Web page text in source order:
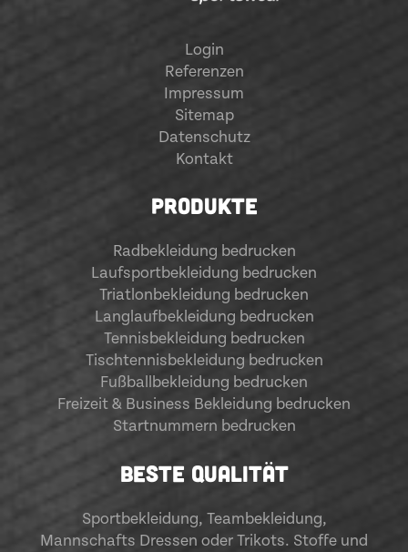
Login
Referenzen
Impressum
Sitemap
Datenschutz
Kontakt
PRODUKTE
Radbekleidung bedrucken
Laufsportbekleidung bedrucken
Triatlonbekleidung bedrucken
Langlaufbekleidung bedrucken
Tennisbekleidung bedrucken
Tischtennisbekleidung bedrucken
Fußballbekleidung bedrucken
Freizeit & Business Bekleidung bedrucken
Startnummern bedrucken
BESTE QUALITÄT
Sportbekleidung, Teambekleidung,
Mannschafts Dressen oder Trikots. Stoffe und